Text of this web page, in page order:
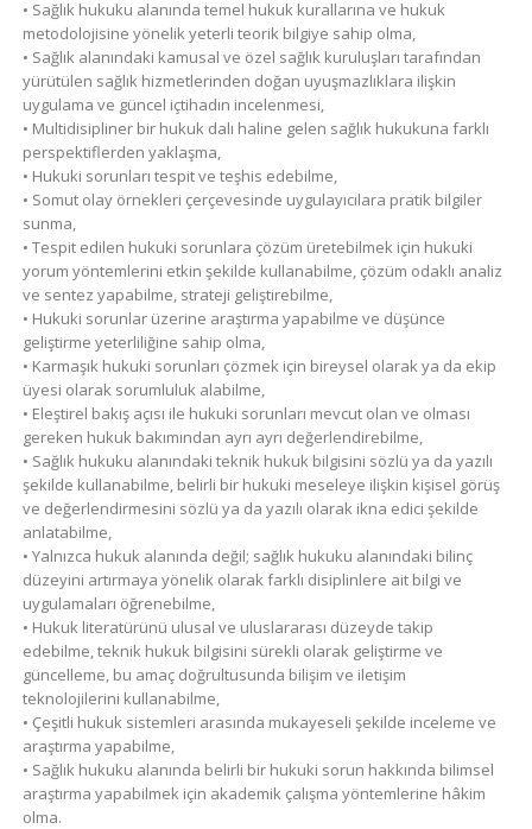
• Sağlık hukuku alanında temel hukuk kurallarına ve hukuk
metodolojisine yönelik yeterli teorik bilgiye sahip olma,
• Sağlık alanındaki kamusal ve özel sağlık kuruluşları tarafından
yürütülen sağlık hizmetlerinden doğan uyuşmazlıklara ilişkin
uygulama ve güncel içtihadın incelenmesi,
• Multidisipliner bir hukuk dalı haline gelen sağlık hukukuna farklı
perspektiflerden yaklaşma,
• Hukuki sorunları tespit ve teşhis edebilme,
• Somut olay örnekleri çerçevesinde uygulayıcılara pratik bilgiler
sunma,
• Tespit edilen hukuki sorunlara çözüm üretebilmek için hukuki
yorum yöntemlerini etkin şekilde kullanabilme, çözüm odaklı analiz
ve sentez yapabilme, strateji geliştirebilme,
• Hukuki sorunlar üzerine araştırma yapabilme ve düşünce
geliştirme yeterliliğine sahip olma,
• Karmaşık hukuki sorunları çözmek için bireysel olarak ya da ekip
üyesi olarak sorumluluk alabilme,
• Eleştirel bakış açısı ile hukuki sorunları mevcut olan ve olması
gereken hukuk bakımından ayrı ayrı değerlendirebilme,
• Sağlık hukuku alanındaki teknik hukuk bilgisini sözlü ya da yazılı
şekilde kullanabilme, belirli bir hukuki meseleye ilişkin kişisel görüş
ve değerlendirmesini sözlü ya da yazılı olarak ikna edici şekilde
anlatabilme,
• Yalnızca hukuk alanında değil; sağlık hukuku alanındaki bilinç
düzeyini artırmaya yönelik olarak farklı disiplinlere ait bilgi ve
uygulamaları öğrenebilme,
• Hukuk literatürünü ulusal ve uluslararası düzeyde takip
edebilme, teknik hukuk bilgisini sürekli olarak geliştirme ve
güncelleme, bu amaç doğrultusunda bilişim ve iletişim
teknolojilerini kullanabilme,
• Çeşitli hukuk sistemleri arasında mukayeseli şekilde inceleme ve
araştırma yapabilme,
• Sağlık hukuku alanında belirli bir hukuki sorun hakkında bilimsel
araştırma yapabilmek için akademik çalışma yöntemlerine hâkim
olma.